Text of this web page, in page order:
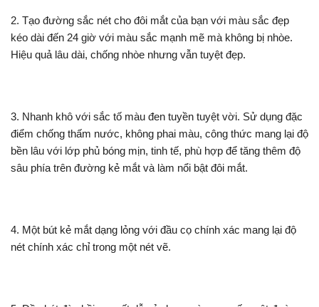
2. Tạo đường sắc nét cho đôi mắt của bạn với màu sắc đẹp
kéo dài đến 24 giờ với màu sắc mạnh mẽ mà không bị nhòe.
Hiệu quả lâu dài, chống nhòe nhưng vẫn tuyệt đẹp.
3. Nhanh khô với sắc tố màu đen tuyền tuyệt vời. Sử dụng đặc
điểm chống thấm nước, không phai màu, công thức mang lại độ
bền lâu với lớp phủ bóng mịn, tinh tế, phù hợp để tăng thêm độ
sâu phía trên đường kẻ mắt và làm nổi bật đôi mắt.
4. Một bút kẻ mắt dạng lỏng với đầu cọ chính xác mang lại độ
nét chính xác chỉ trong một nét vẽ.